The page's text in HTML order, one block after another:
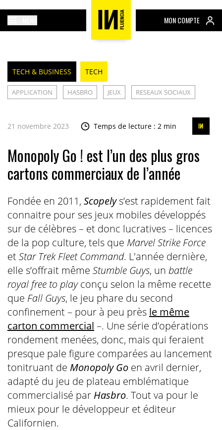
MON COMPTE
TECH & BUSINESS TECH
APPLICATION HASBRO JEUX RESEAUX SOCIAUX
21 novembre 2023 Temps de lecture : 2 min
Monopoly Go ! est l’un des plus gros
cartons commerciaux de l’année
Fondée en 2011, Scopelys’est rapidement fait
connaitre pour ses jeux mobiles développés
sur de célèbres – et donc lucratives – licences
de la pop culture, tels que Marvel Strike Force
etStar Trek Fleet Command. L'année dernière,
elle s’offrait même Stumble Guys, un battle
royal free to playconçu selon la même recette
que Fall Guys, le jeu phare du second
confinement – pour à peu près le même
carton commercial –. Une série d’opérations
rondement menées, donc, mais qui feraient
presque pale figure comparées au lancement
tonitruant de Monopoly Go en avril dernier,
adapté du jeu de plateau emblématique
commercialisé par Hasbro. Tout va pour le
mieux pour le développeur et éditeur
Californien.